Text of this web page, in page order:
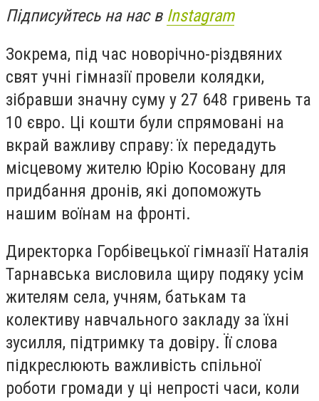
Підписуйтесь на нас в Instagram
Зокрема, під час новорічно-різдвяних
свят учні гімназії провели колядки,
зібравши значну суму у 27 648 гривень та
10 євро. Ці кошти були спрямовані на
вкрай важливу справу: їх передадуть
місцевому жителю Юрію Косовану для
придбання дронів, які допоможуть
нашим воїнам на фронті.
Директорка Горбівецької гімназії Наталія
Тарнавська висловила щиру подяку усім
жителям села, учням, батькам та
колективу навчального закладу за їхні
зусилля, підтримку та довіру. Її слова
підкреслюють важливість спільної
роботи громади у ці непрості часи, коли